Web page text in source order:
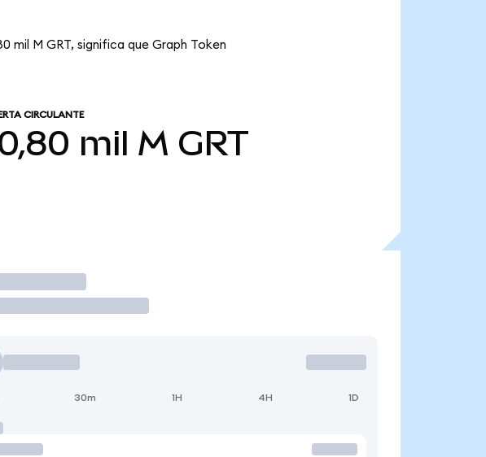
mil M GRT, significa que Graph Token
CIRCULANTE
mil M GRT
30m 1H 4H 1D